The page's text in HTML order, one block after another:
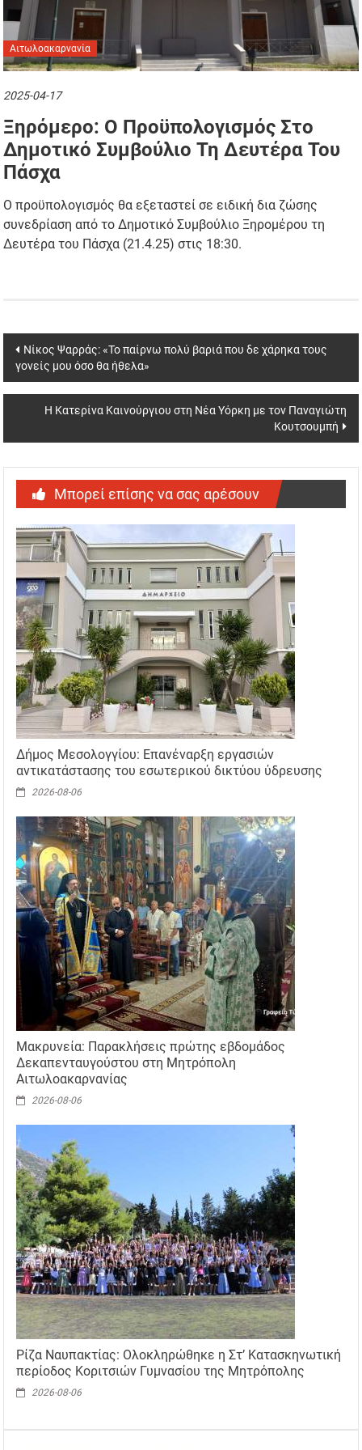
Αιτωλοακαρνανία
2025-04-17
Ξηρόμερο: Ο Προϋπολογισμός Στο
Δημοτικό Συμβούλιο Τη Δευτέρα Του
Πάσχα
Ο προϋπολογισμός θα εξεταστεί σε ειδική δια ζώσης
συνεδρίαση από το Δημοτικό Συμβούλιο Ξηρομέρου τη
Δευτέρα του Πάσχα (21.4.25) στις 18:30.
Post
navigation
Νίκος Ψαρράς: «Το παίρνω πολύ βαριά που δε χάρηκα τους
γονείς μου όσο θα ήθελα»
Η Κατερίνα Καινούργιου στη Νέα Υόρκη με τον Παναγιώτη
Κουτσουμπή
Μπορεί επίσης να σας αρέσουν
Δήμος Μεσολογγίου: Επανέναρξη εργασιών
αντικατάστασης του εσωτερικού δικτύου ύδρευσης
2026-08-06
Μακρυνεία: Παρακλήσεις πρώτης εβδομάδος
Δεκαπενταυγούστου στη Μητρόπολη
Αιτωλοακαρνανίας
2026-08-06
Ρίζα Ναυπακτίας: Ολοκληρώθηκε η Στ’ Κατασκηνωτική
περίοδος Κοριτσιών Γυμνασίου της Μητρόπολης
2026-08-06